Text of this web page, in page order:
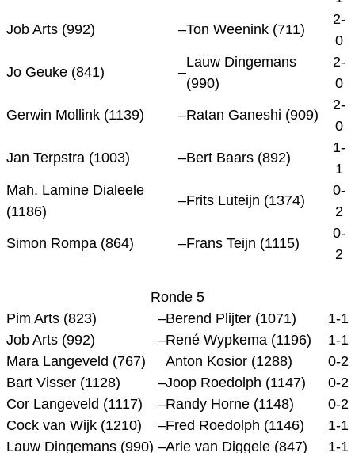
Job Arts (992)
–Ton Weenink (711)
2-
0
Jo Geuke (841)
–
Lauw Dingemans
(990)
2-
0
Gerwin Mollink (1139)
–Ratan Ganeshi (909)
2-
0
Jan Terpstra (1003)
–Bert Baars (892)
1-
1
Mah. Lamine Dialeele
(1186)
–Frits Luteijn (1374)
0-
2
Simon Rompa (864)
–Frans Teijn (1115)
0-
2
Ronde 5
Pim Arts (823)
–Berend Plijter (1071)
1-1
Job Arts (992)
–René Wypkema (1196)
1-1
Mara Langeveld (767)
Anton Kosior (1288)
0-2
Bart Visser (1128)
–Joop Roedolph (1147)
0-2
Cor Langeveld (1117)
–Randy Horne (1148)
0-2
Cock van Wijk (1210)
–Fred Roedolph (1146)
1-1
Lauw Dingemans (990) –Arie van Diggele (847) 1-1